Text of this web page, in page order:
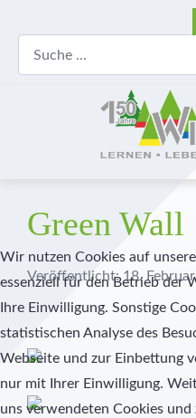
Green Wall
Veröffentlicht: 18.
Wir nutzen Cookies auf
essenziell für den Betrieb der
Ihre Einwilligung. Sonstige
statistischen Analyse des
Webseite und zur Einbettung
nur mit Ihrer Einwilligung.
uns verwendeten Cookies
Montessori
MINT
Diabetes Typ 1
Gymnasium
Betreute selbstständige Lernzeit
Pädagogisch-didaktische
Prävention
Veranstaltungshighlights
Außerunterrichtliche
Praktika
Barrierefreie Waldschule
Presse
Geschichte der Waldschule
Pädagogische Unterstützung
Sekretariat
Schulkrankenschwestern
Verwaltung
Küche
Aufnahmeverfahren
Vormerkung